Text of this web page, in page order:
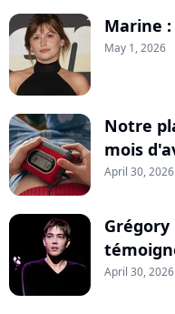
Marine :
May 1, 2026
Notre
mois
April 30, 2026
April 30, 2026